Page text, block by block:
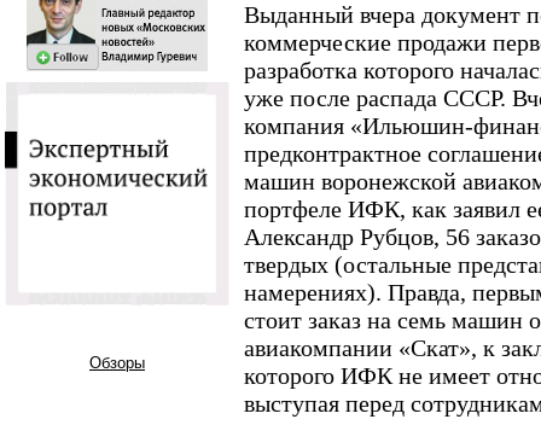
Обзоры
Выданный вчера документ
коммерческие продажи
разработка которого
уже после распада СССР.
компания «Ильюшин-
предконтрактное
машин воронежской
портфеле ИФК, как заявил
Александр Рубцов, 56
твердых (остальные
намерениях). Правда,
стоит заказ на семь машин
авиакомпании «Скат», к
которого ИФК не имеет
выступая перед